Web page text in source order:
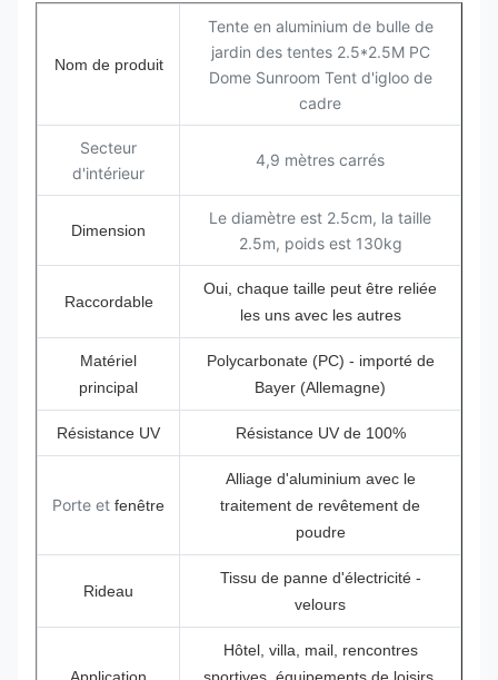
Nom de produit
Tente en aluminium de bulle de
jardin des tentes 2.5*2.5M PC
Dome Sunroom Tent d'igloo de
cadre
Secteur
d'intérieur
4,9 mètres carrés
Dimension
Le diamètre est 2.5cm, la taille
2.5m, poids est 130kg
Raccordable
Oui, chaque taille peut être reliée
les uns avec les autres
Matériel
principal
Polycarbonate (PC) - importé de
Bayer (Allemagne)
Résistance UV Résistance UV de 100%
Porte et fenêtre
Alliage d'aluminium avec le
traitement de revêtement de
poudre
Rideau
Tissu de panne d'électricité -
velours
Hôtel, villa, mail, rencontres